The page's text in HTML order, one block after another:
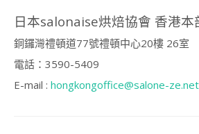
冬
講
師
證
書
日本salonaise烘焙協會 香港本
銅鑼灣禮頓道77號禮頓中心20樓 26室
電話：3590-5409
E-mail : hongkongoffice@salone-ze.net